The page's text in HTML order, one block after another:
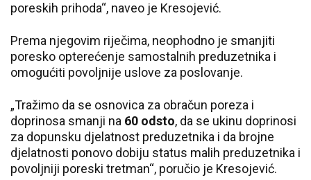
poreskih prihoda“, naveo je Kresojević.
Prema njegovim riječima, neophodno je smanjiti
poresko opterećenje samostalnih preduzetnika i
omogućiti povoljnije uslove za poslovanje.
„Tražimo da se osnovica za obračun poreza i
doprinosa smanji na 60 odsto, da se ukinu doprinosi
za dopunsku djelatnost preduzetnika i da brojne
djelatnosti ponovo dobiju status malih preduzetnika i
povoljniji poreski tretman“, poručio je Kresojević.